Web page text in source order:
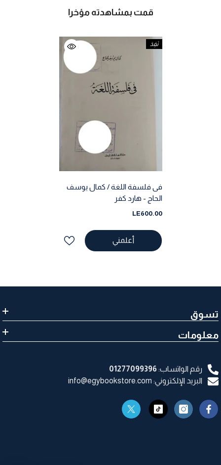
قمت بمشاهدته مؤخرا
نَفِدَ
فى فلسفة اللغة / كمال يوسف
الحاج - هارد كفر
LE600.00
أعلمني
تسوق
معلومات
رقم الواتساب:01277099396
البريد الإلكتروني: info@egybookstore.com